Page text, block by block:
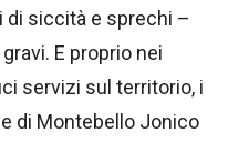
siccità e sprechi –
E proprio nei
servizi sul territorio, i
di Montebello Jonico